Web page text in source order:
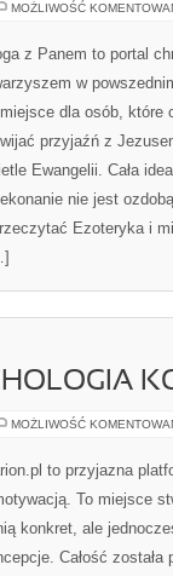
MOŻLIWOŚĆ
z Panem to portal
w
dla osób, które
przyjaźń z
Ewangelii. Cała
nie jest
Ezoteryka i
MOŻLIWOŚĆ
to przyjazna
To miejsce
konkret, ale
Całość